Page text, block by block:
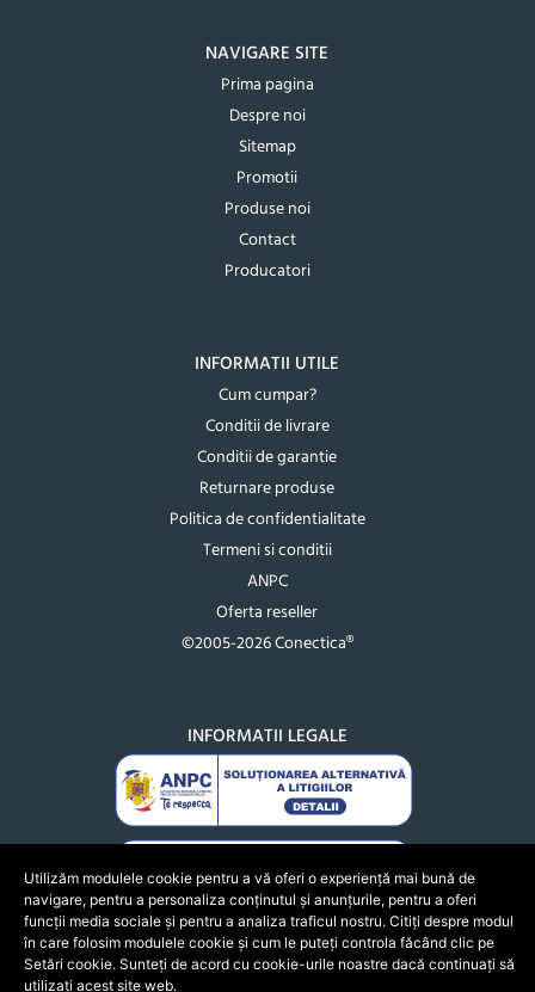
NAVIGARE SITE
Prima pagina
Despre noi
Sitemap
Promotii
Produse noi
Contact
Producatori
INFORMATII UTILE
Cum cumpar?
Conditii de livrare
Conditii de garantie
Returnare produse
Politica de confidentialitate
Termeni si conditii
ANPC
Oferta reseller
©2005-2026 Conectica®
INFORMATII LEGALE
Utilizăm modulele cookie pentru a vă oferi o experiență mai bună de
navigare, pentru a personaliza conținutul și anunțurile, pentru a oferi
funcții media sociale și pentru a analiza traficul nostru. Citiți despre modul
în care folosim modulele cookie și cum le puteți controla făcând clic pe
Setări cookie. Sunteți de acord cu cookie-urile noastre dacă continuați să
utilizați acest site web.